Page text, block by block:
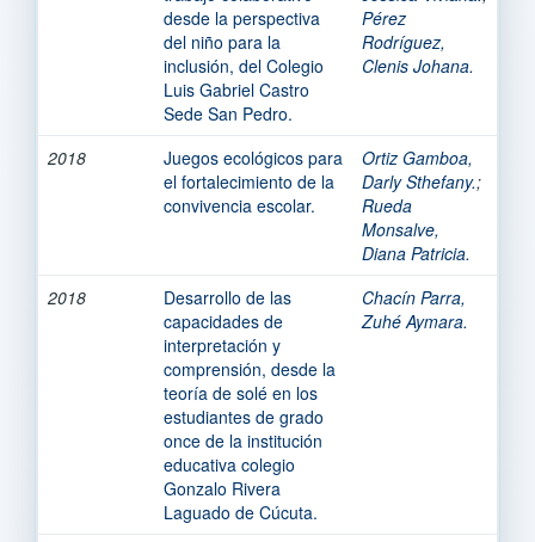
desde la perspectiva
del niño para la
inclusión, del Colegio
Luis Gabriel Castro
Sede San Pedro.
Pérez
Rodríguez,
Clenis Johana.
2018
Juegos ecológicos para
el fortalecimiento de la
convivencia escolar.
Ortiz Gamboa,
Darly Sthefany.;
Rueda
Monsalve,
Diana Patricia.
2018
Desarrollo de las
capacidades de
interpretación y
comprensión, desde la
teoría de solé en los
estudiantes de grado
once de la institución
educativa colegio
Gonzalo Rivera
Laguado de Cúcuta.
Chacín Parra,
Zuhé Aymara.